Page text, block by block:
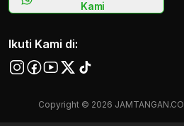
Kami
Ikuti Kami di:
Copyright © 2026